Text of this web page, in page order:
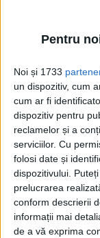
Pentru
Noi și 1733
un dispozitiv, cum
cum ar fi
dispozitiv pentru
reclamelor și a
serviciilor. Cu
folosi date și
dispozitivului.
prelucrarea
conform descrierii
informații mai
de a vă exprima
ARTICOLE ONLINE
Victimă grea
Primul deces
luptătorilor